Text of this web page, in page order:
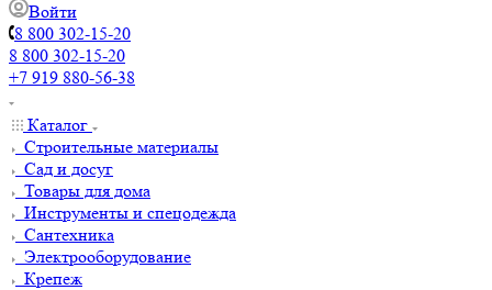
Войти
8 800 302-15-20
8 800 302-15-20
+7 919 880-56-38
Каталог
Строительные материалы
Сад и досуг
Товары для дома
Инструменты и спецодежда
Сантехника
Электрооборудование
Крепеж